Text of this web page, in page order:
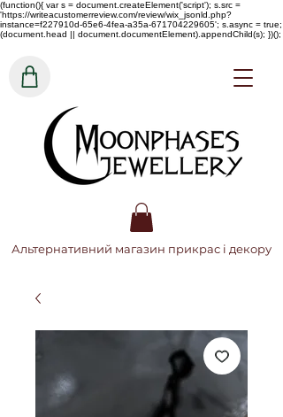
(function(){ var s = document.createElement('script'); s.src =
'https://writeacustomerreview.com/review/wix_jsonld.php?
instance=f227910d-65e6-4fea-a35a-671704229605'; s.async = true;
(document.head || document.documentElement).appendChild(s); })();
Альтернативний магазин прикрас і декору